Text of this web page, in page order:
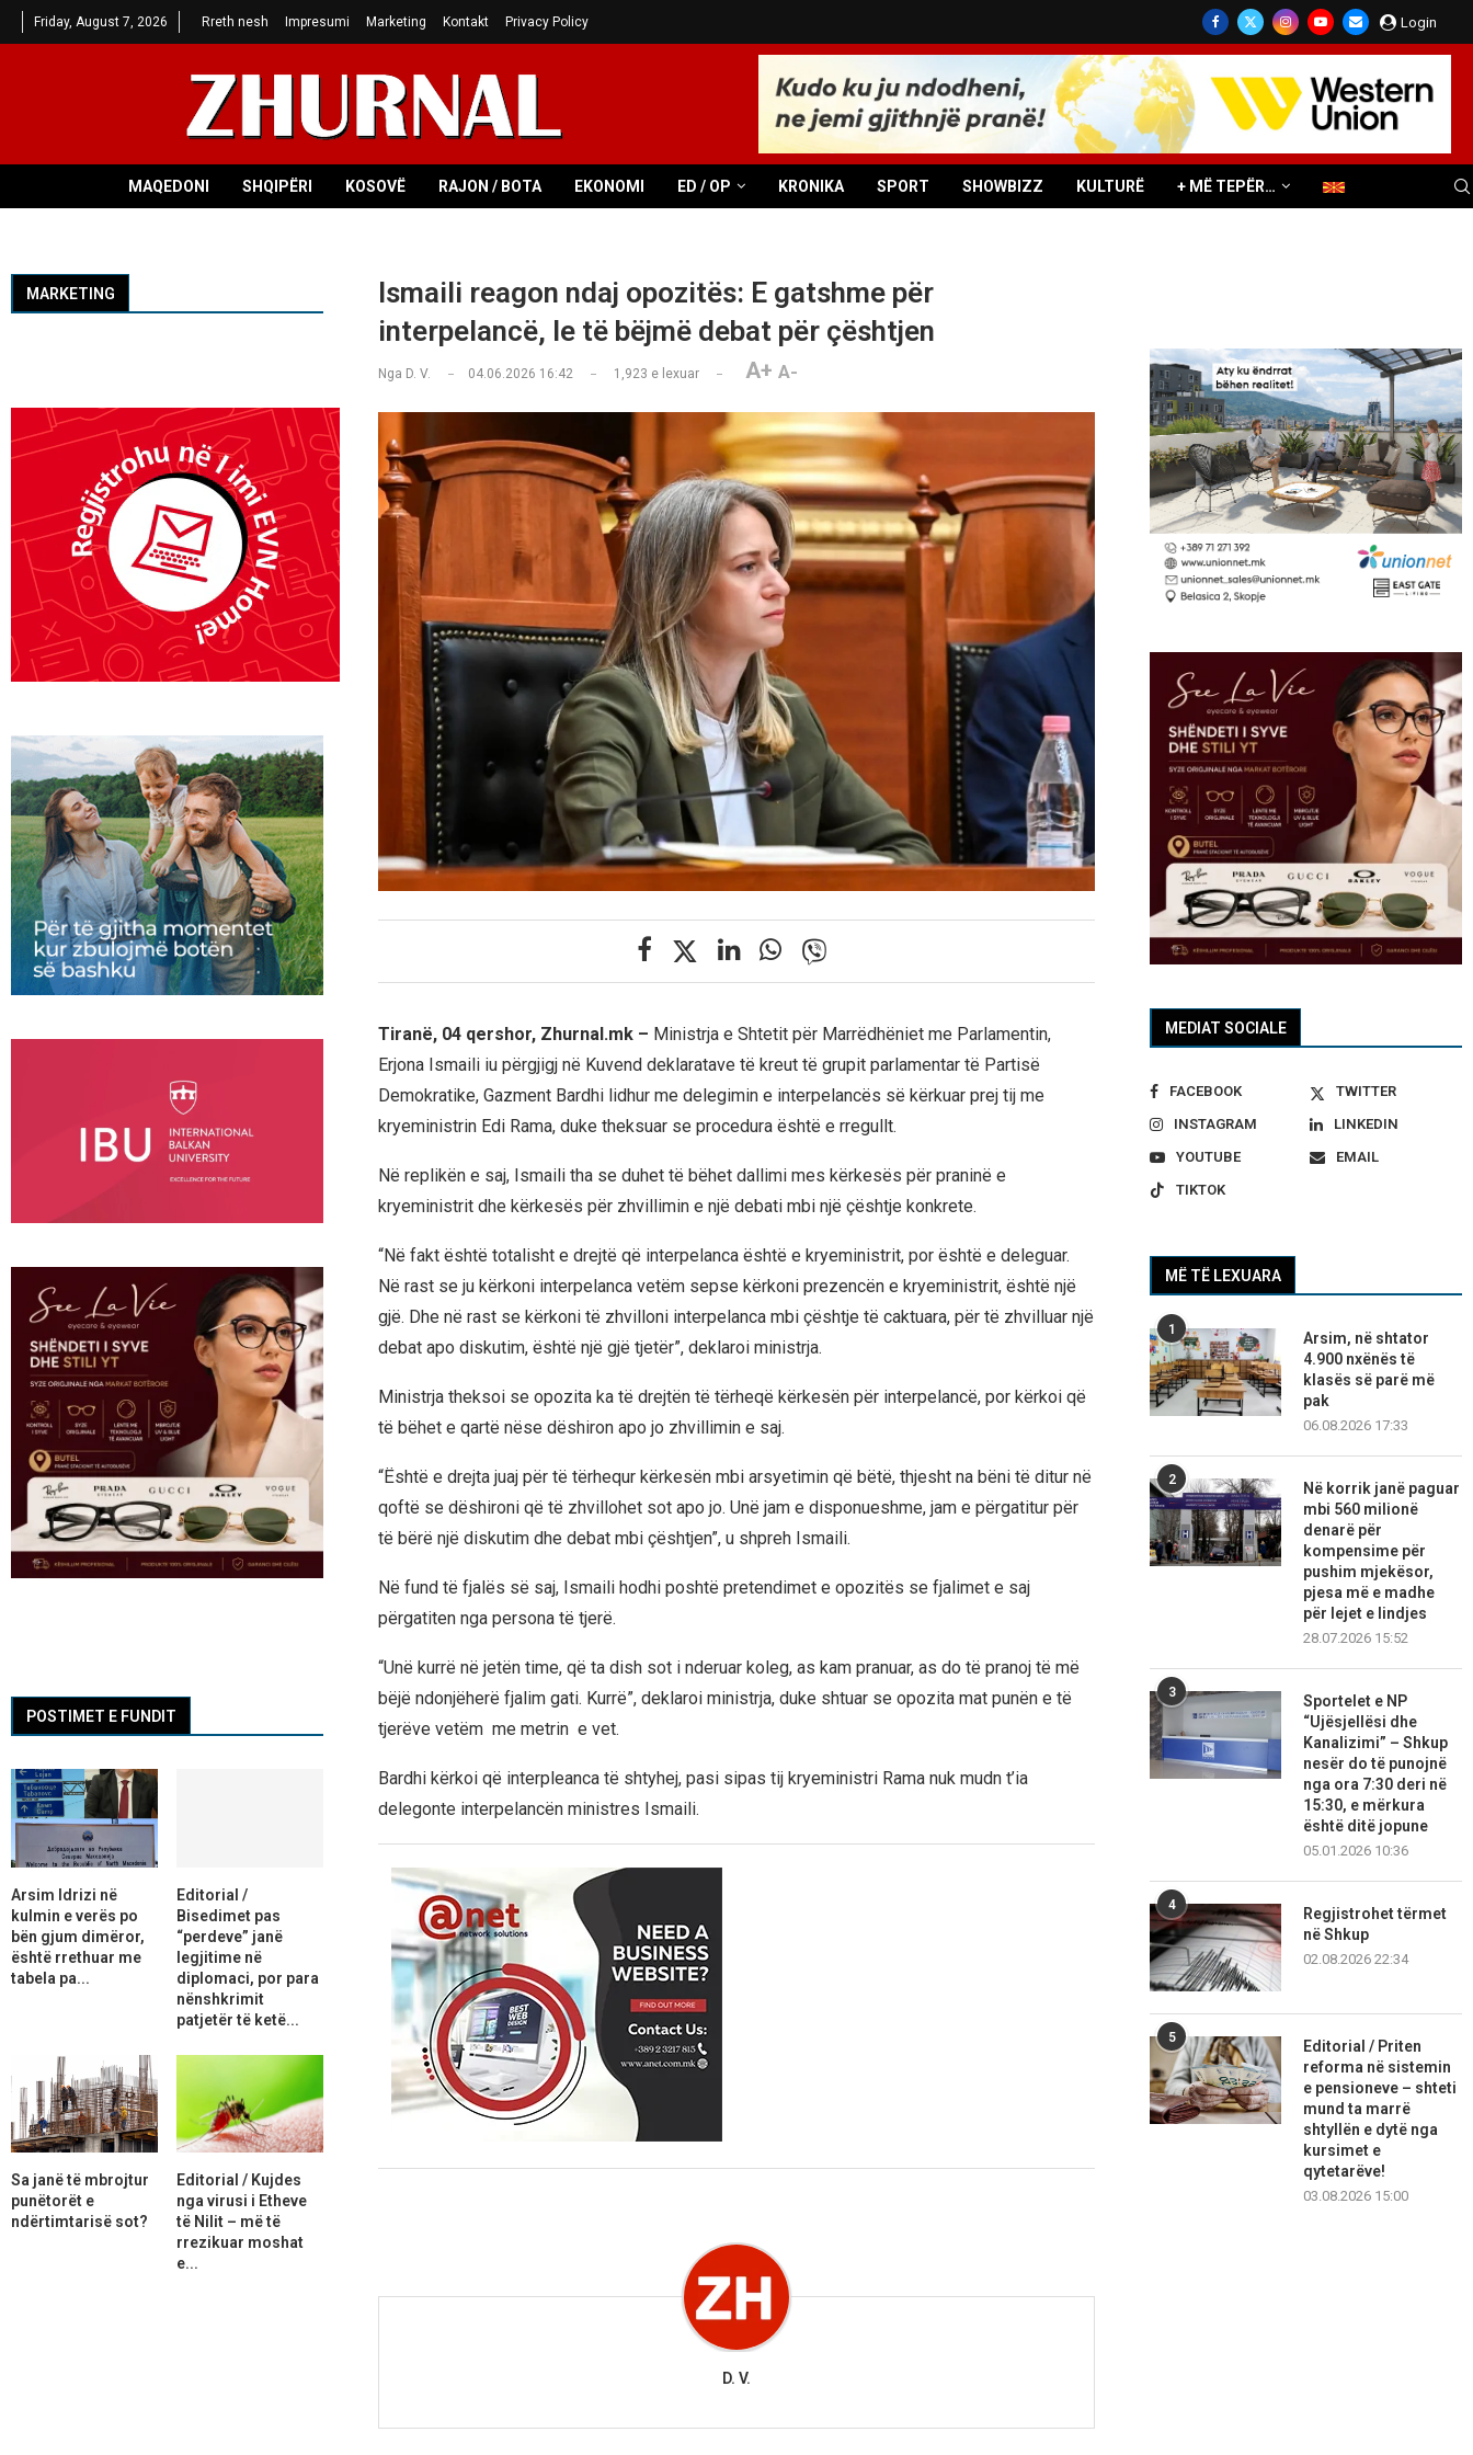
Friday, August 7, 2026 Rreth nesh Impresumi Marketing Kontakt Privacy Policy Login
MAQEDONI SHQIPËRI KOSOVË RAJON / BOTA EKONOMI ED / OP KRONIKA SPORT SHOWBIZZ KULTURË + MË TEPËR…
Ismaili reagon ndaj opozitës: E gatshme për
interpelancë, le të bëjmë debat për çështjen
Nga D. V. 04.06.2026 16:42 1,923 e lexuar A+ A-
Tiranë, 04 qershor, Zhurnal.mk – Ministrja e Shtetit për Marrëdhëniet me Parlamentin,
Erjona Ismaili iu përgjigj në Kuvend deklaratave të kreut të grupit parlamentar të Partisë
Demokratike, Gazment Bardhi lidhur me delegimin e interpelancës së kërkuar prej tij me
kryeministrin Edi Rama, duke theksuar se procedura është e rregullt.
Në replikën e saj, Ismaili tha se duhet të bëhet dallimi mes kërkesës për praninë e
kryeministrit dhe kërkesës për zhvillimin e një debati mbi një çështje konkrete.
“Në fakt është totalisht e drejtë që interpelanca është e kryeministrit, por është e deleguar.
Në rast se ju kërkoni interpelanca vetëm sepse kërkoni prezencën e kryeministrit, është një
gjë. Dhe në rast se kërkoni të zhvilloni interpelanca mbi çështje të caktuara, për të zhvilluar një
debat apo diskutim, është një gjë tjetër”, deklaroi ministrja.
Ministrja theksoi se opozita ka të drejtën të tërheqë kërkesën për interpelancë, por kërkoi që
të bëhet e qartë nëse dëshiron apo jo zhvillimin e saj.
“Është e drejta juaj për të tërhequr kërkesën mbi arsyetimin që bëtë, thjesht na bëni të ditur në
qoftë se dëshironi që të zhvillohet sot apo jo. Unë jam e disponueshme, jam e përgatitur për
të bërë një diskutim dhe debat mbi çështjen”, u shpreh Ismaili.
Në fund të fjalës së saj, Ismaili hodhi poshtë pretendimet e opozitës se fjalimet e saj
përgatiten nga persona të tjerë.
“Unë kurrë në jetën time, që ta dish sot i nderuar koleg, as kam pranuar, as do të pranoj të më
bëjë ndonjëherë fjalim gati. Kurrë”, deklaroi ministrja, duke shtuar se opozita mat punën e të
tjerëve vetëm me metrin e vet.
Bardhi kërkoi që interpleanca të shtyhej, pasi sipas tij kryeministri Rama nuk mudn t’ia
delegonte interpelancën ministres Ismaili.
D. V.
MEDIAT SOCIALE
FACEBOOK
TWITTER
INSTAGRAM
LINKEDIN
YOUTUBE
EMAIL
TIKTOK
MË TË LEXUARA
1
Arsim, në shtator
4.900 nxënës të
klasës së parë më
pak
06.08.2026 17:33
2
Në korrik janë paguar
mbi 560 milionë
denarë për
kompensime për
pushim mjekësor,
pjesa më e madhe
për lejet e lindjes
28.07.2026 15:52
3
Sportelet e NP
“Ujësjellësi dhe
Kanalizimi” – Shkup
nesër do të punojnë
nga ora 7:30 deri në
15:30, e mërkura
është ditë jopune
05.01.2026 10:36
4
Regjistrohet tërmet
në Shkup
02.08.2026 22:34
5
Editorial / Priten
reforma në sistemin
e pensioneve – shteti
mund ta marrë
shtyllën e dytë nga
kursimet e
qytetarëve!
03.08.2026 15:00
MARKETING
POSTIMET E FUNDIT
Arsim Idrizi në
kulmin e verës po
bën gjum dimëror,
është rrethuar me
tabela pa...
Editorial /
Bisedimet pas
“perdeve” janë
legjitime në
diplomaci, por para
nënshkrimit
patjetër të ketë...
Sa janë të mbrojtur
punëtorët e
ndërtimtarisë sot?
Editorial / Kujdes
nga virusi i Etheve
të Nilit – më të
rrezikuar moshat
e...